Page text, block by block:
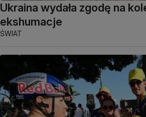
Ukraina wydała zgodę na
ekshumacje
ŚWIAT